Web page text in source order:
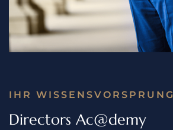
IHR WISSENSVORSPRUNG
Directors Ac@demy